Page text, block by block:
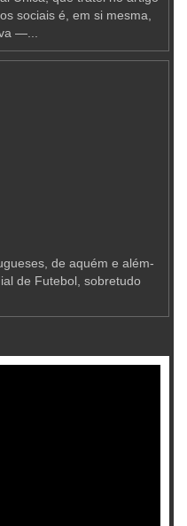
sociais é, em si mesma,
—...
de aquém e além-
de Futebol, sobretudo